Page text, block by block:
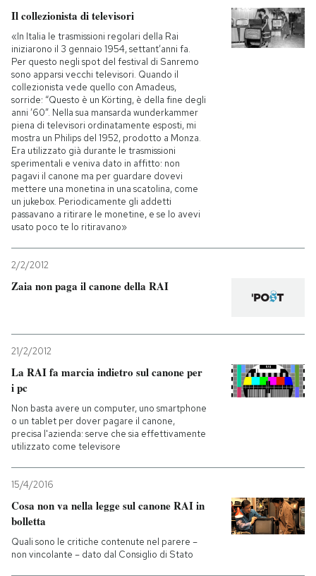
Il collezionista di televisori
«In Italia le trasmissioni regolari della Rai
iniziarono il 3 gennaio 1954, settant’anni fa.
Per questo negli spot del festival di Sanremo
sono apparsi vecchi televisori. Quando il
collezionista vede quello con Amadeus,
sorride: “Questo è un Körting, è della fine degli
anni ’60”. Nella sua mansarda wunderkammer
piena di televisori ordinatamente esposti, mi
mostra un Philips del 1952, prodotto a Monza.
Era utilizzato già durante le trasmissioni
sperimentali e veniva dato in affitto: non
pagavi il canone ma per guardare dovevi
mettere una monetina in una scatolina, come
un jukebox. Periodicamente gli addetti
passavano a ritirare le monetine, e se lo avevi
usato poco te lo ritiravano»
2/2/2012
Zaia non paga il canone della RAI
21/2/2012
La RAI fa marcia indietro sul canone per
i pc
Non basta avere un computer, uno smartphone
o un tablet per dover pagare il canone,
precisa l'azienda: serve che sia effettivamente
utilizzato come televisore
15/4/2016
Cosa non va nella legge sul canone RAI in
bolletta
Quali sono le critiche contenute nel parere –
non vincolante – dato dal Consiglio di Stato